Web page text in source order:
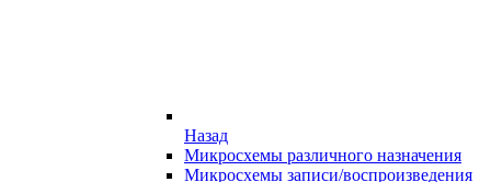
Назад
Микросхемы различного назначения
Микросхемы записи/воспроизведения